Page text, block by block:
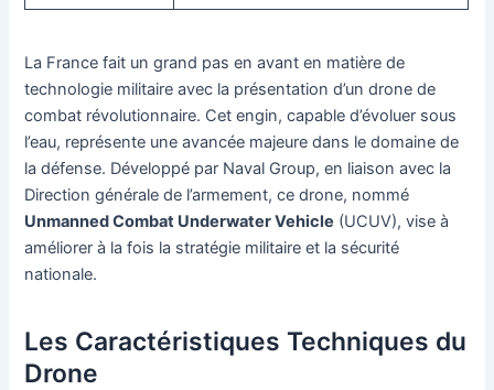
La France fait un grand pas en avant en matière de
technologie militaire avec la présentation d’un drone de
combat révolutionnaire. Cet engin, capable d’évoluer sous
l’eau, représente une avancée majeure dans le domaine de
la défense. Développé par Naval Group, en liaison avec la
Direction générale de l’armement, ce drone, nommé
Unmanned Combat Underwater Vehicle (UCUV), vise à
améliorer à la fois la stratégie militaire et la sécurité
nationale.
Les Caractéristiques Techniques du
Drone